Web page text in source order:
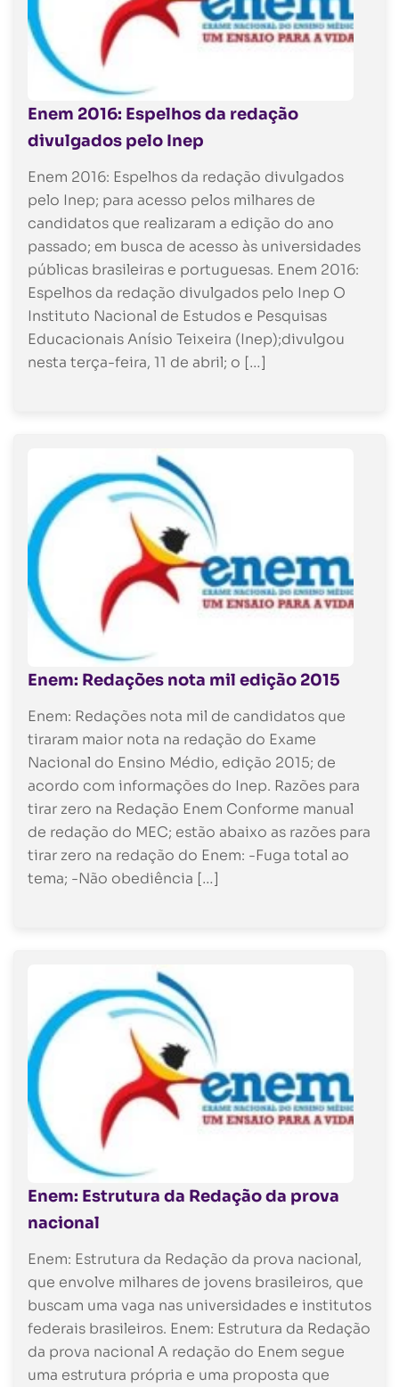
Enem 2016: Espelhos da redação
divulgados pelo Inep
Enem 2016: Espelhos da redação divulgados
pelo Inep; para acesso pelos milhares de
candidatos que realizaram a edição do ano
passado; em busca de acesso às universidades
públicas brasileiras e portuguesas. Enem 2016:
Espelhos da redação divulgados pelo Inep O
Instituto Nacional de Estudos e Pesquisas
Educacionais Anísio Teixeira (Inep);divulgou
nesta terça-feira, 11 de abril; o […]
Enem: Redações nota mil edição 2015
Enem: Redações nota mil de candidatos que
tiraram maior nota na redação do Exame
Nacional do Ensino Médio, edição 2015; de
acordo com informações do Inep. Razões para
tirar zero na Redação Enem Conforme manual
de redação do MEC; estão abaixo as razões para
tirar zero na redação do Enem: -Fuga total ao
tema; -Não obediência […]
Enem: Estrutura da Redação da prova
nacional
Enem: Estrutura da Redação da prova nacional,
que envolve milhares de jovens brasileiros, que
buscam uma vaga nas universidades e institutos
federais brasileiros. Enem: Estrutura da Redação
da prova nacional A redação do Enem segue
uma estrutura própria e uma proposta que